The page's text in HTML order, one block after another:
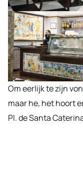
Om eerlijk te zijn
maar he, het hoort
Pl. de Santa